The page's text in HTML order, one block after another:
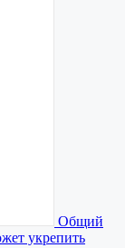
Общий
укрепить